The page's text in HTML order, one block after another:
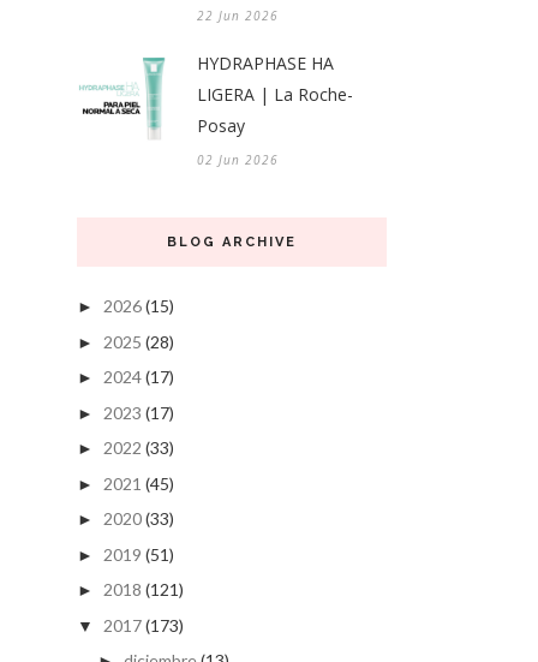
22 Jun 2026
HYDRAPHASE HA
LIGERA | La Roche-
Posay
02 Jun 2026
BLOG ARCHIVE
► 2026(15)
► 2025 (28)
► 2024(17)
► 2023 (17)
► 2022 (33)
► 2021 (45)
► 2020(33)
► 2019 (51)
► 2018 (121)
▼ 2017(173)